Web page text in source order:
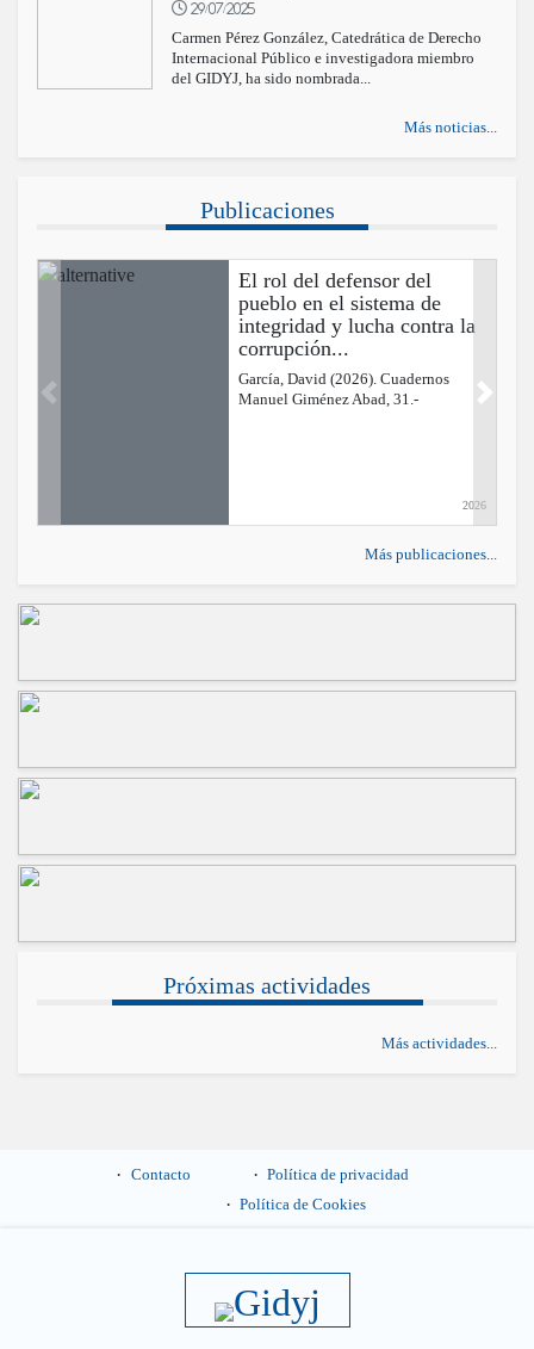
29/07/2025
Carmen Pérez González, Catedrática de Derecho
Internacional Público e investigadora miembro
del GIDYJ, ha sido nombrada...
Más noticias...
Publicaciones
El rol del defensor del
pueblo en el sistema de
integridad y lucha contra la
corrupción...
García, David (2026). Cuadernos
Manuel Giménez Abad, 31.-
2026
Previous Next
Más publicaciones...
Próximas actividades
Más actividades...
Contacto
Política de privacidad
Política de Cookies